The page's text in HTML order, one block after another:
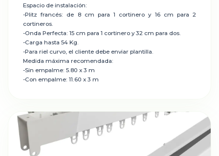
Espacio de instalación:
-Plitz francés: de 8 cm para 1 cortinero y 16 cm para 2
cortineros.
-Onda Perfecta: 15 cm para 1 cortinero y 32 cm para dos.
-Carga hasta 54 Kg.
-Para riel curvo, el cliente debe enviar plantilla.
Medida máxima recomendada:
-Sin empalme: 5.80 x 3 m
-Con empalme: 11.60 x 3 m